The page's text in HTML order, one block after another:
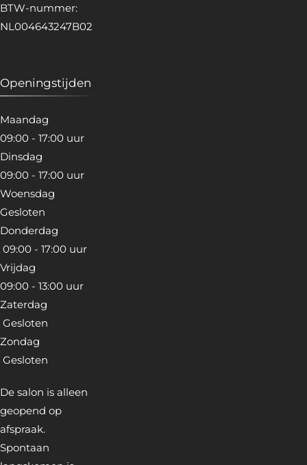
BTW-nummer:
NL004643247B02
Openingstijden
Maandag
09:00 - 17:00 uur
Dinsdag
09:00 - 17:00 uur
Woensdag
Gesloten
Donderdag
09:00 - 17:00 uur
Vrijdag
09:00 - 13:00 uur
Zaterdag
Gesloten
Zondag
Gesloten
De salon is alleen
geopend op
afspraak.
Spontaan